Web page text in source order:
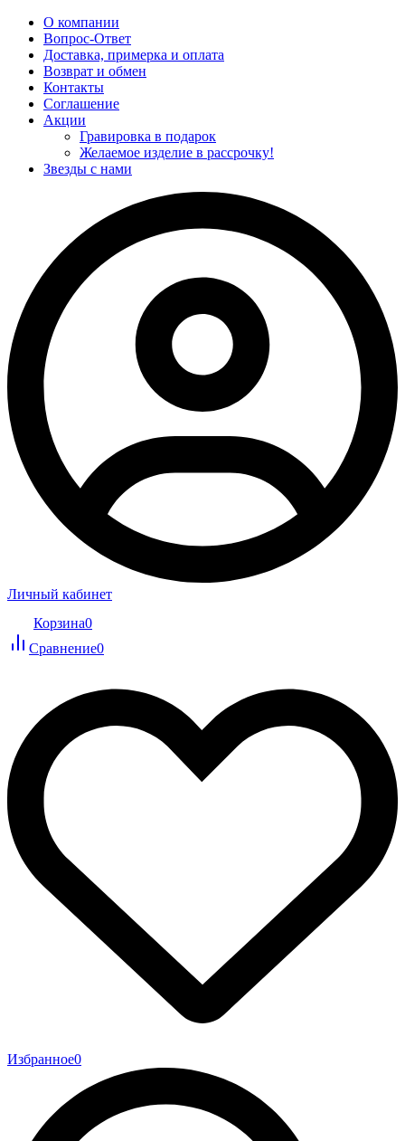
О компании
Вопрос-Ответ
Доставка, примерка и оплата
Возврат и обмен
Контакты
Соглашение
Акции
Гравировка в подарок
Желаемое изделие в рассрочку!
Звезды с нами
Личный кабинет
Корзина0
Сравнение0
Избранное0